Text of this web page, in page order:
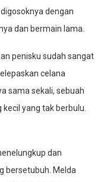
dengan
dan bermain lama.
penisku sudah sangat
celana
sama sekali, sebuah
yang tak berbulu.
dan
bersetubuh. Melda